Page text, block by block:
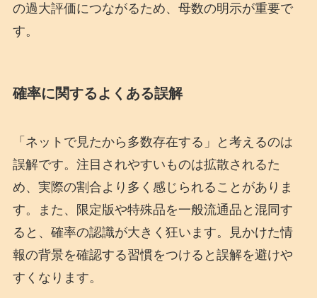
の過大評価につながるため、母数の明示が重要で
す。
確率に関するよくある誤解
「ネットで見たから多数存在する」と考えるのは
誤解です。注目されやすいものは拡散されるた
め、実際の割合より多く感じられることがありま
す。また、限定版や特殊品を一般流通品と混同す
ると、確率の認識が大きく狂います。見かけた情
報の背景を確認する習慣をつけると誤解を避けや
すくなります。